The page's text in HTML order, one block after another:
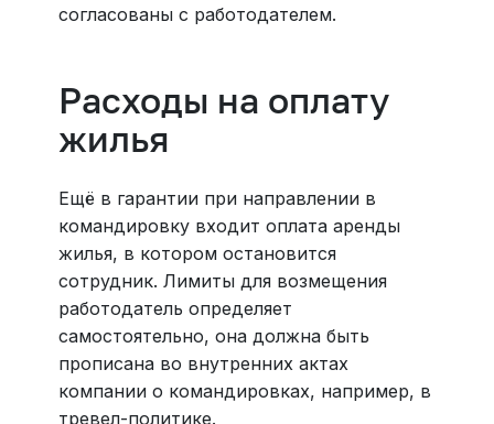
согласованы с работодателем.
Расходы на оплату
жилья
Ещё в гарантии при направлении в
командировку входит оплата аренды
жилья, в котором остановится
сотрудник. Лимиты для возмещения
работодатель определяет
самостоятельно, она должна быть
прописана во внутренних актах
компании о командировках, например, в
тревел-политике.